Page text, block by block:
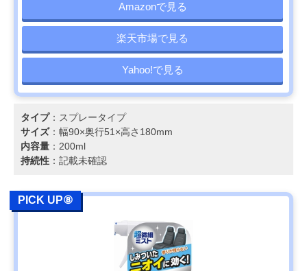
Amazonで見る
楽天市場で見る
Yahoo!で見る
タイプ：スプレータイプ
サイズ：幅90×奥行51×高さ180mm
内容量 ：200ml
持続性 ：記載未確認
PICK UP⑧